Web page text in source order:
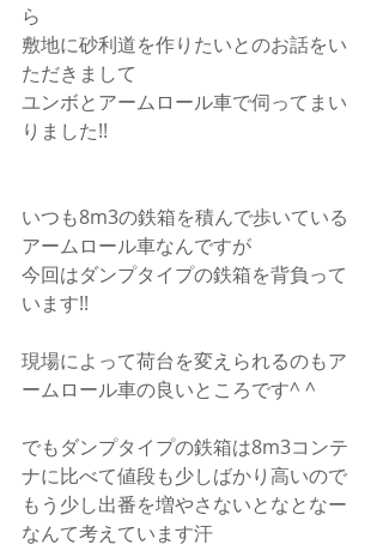
ら
敷地に砂利道を作りたいとのお話をい
ただきまして
ユンボとアームロール車で伺ってまい
りました!!
いつも8m3の鉄箱を積んで歩いている
アームロール車なんですが
今回はダンプタイプの鉄箱を背負って
います!!
現場によって荷台を変えられるのもア
ームロール車の良いところです^ ^
でもダンプタイプの鉄箱は8m3コンテ
ナに比べて値段も少しばかり高いので
もう少し出番を増やさないとなとなー
なんて考えています汗